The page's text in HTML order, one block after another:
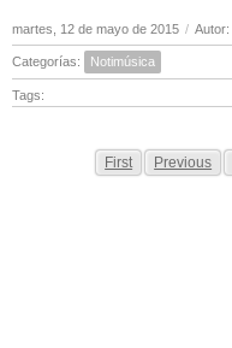
martes, 12 de mayo de 2015 / Autor:
Categorías: Notimúsica
Tags:
First Previous